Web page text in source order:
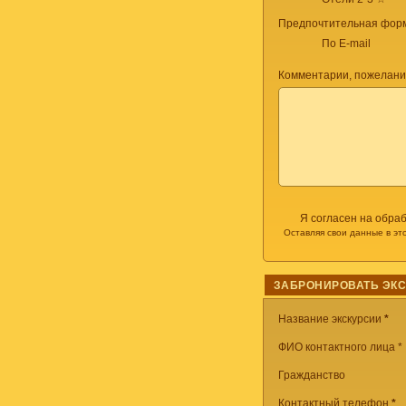
Предпочтительная
По E-mail
Комментарии,
Я согласен на
Оставляя свои данные в
ЗАБРОНИРОВАТЬ
Название экскурсии *
ФИО контактного лица *
Гражданство
Контактный телефон *